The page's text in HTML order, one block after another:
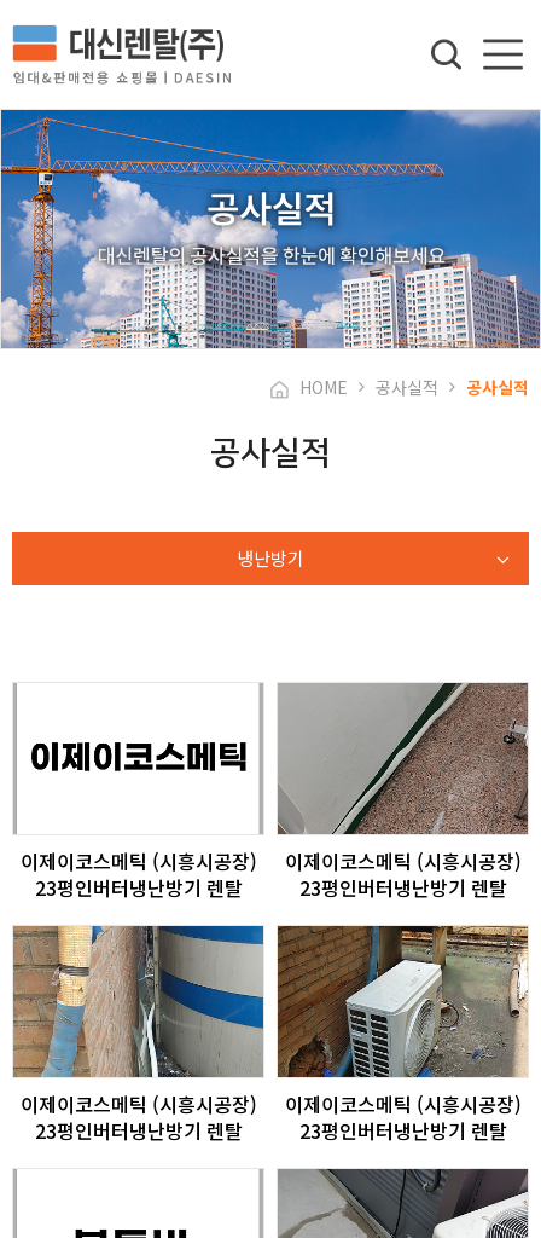
HOME 공사실적 공사실적
공사실적
냉난방기
이제이코스메틱 (시흥시공장)
23평인버터냉난방기 렌탈
이제이코스메틱 (시흥시공장)
23평인버터냉난방기 렌탈
이제이코스메틱 (시흥시공장)
23평인버터냉난방기 렌탈
이제이코스메틱 (시흥시공장)
23평인버터냉난방기 렌탈